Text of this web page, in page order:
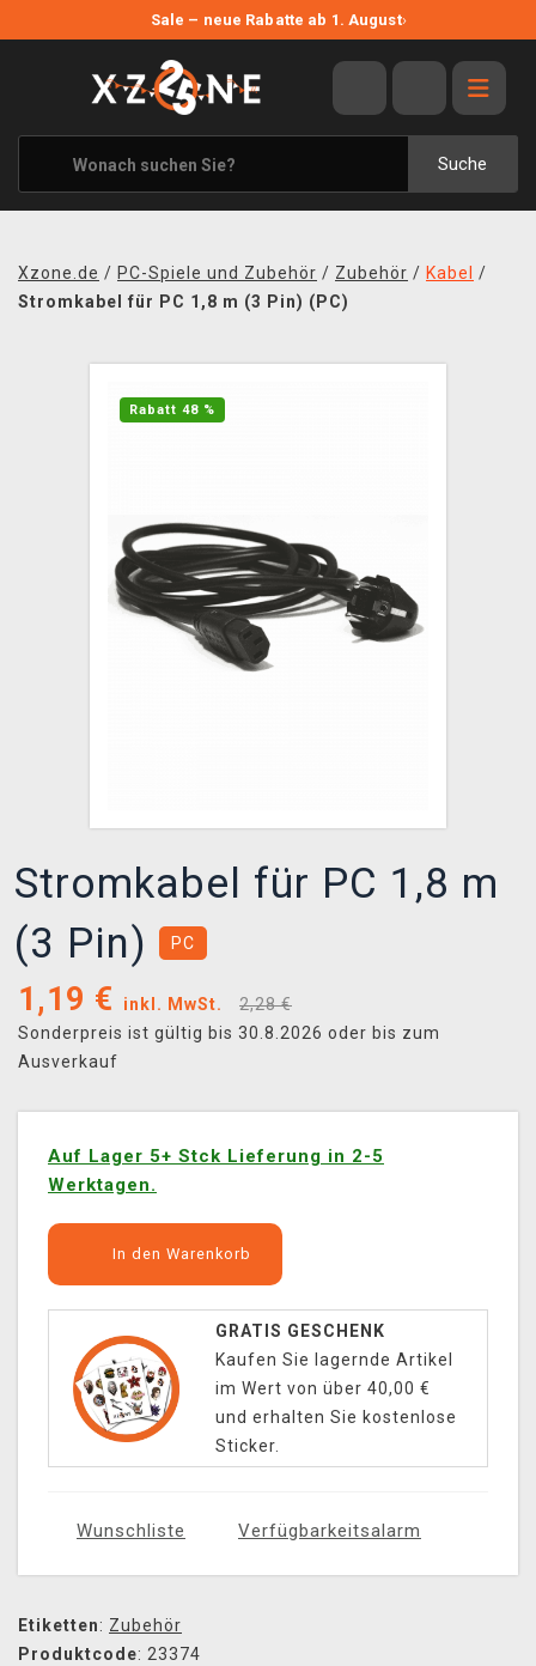
Sale – neue Rabatte ab 1. August›
Suche
ANGEBOTE
ALLE MARKEN
XZONE ORIGINALS
KLEIDUNG & ACCESSOIRES
BÜCHER & COMICS
XZONE CLUB
Xzone.de / PC-Spiele und Zubehör / Zubehör / Kabel
/
Stromkabel für PC 1,8 m (3 Pin) (PC)
Rabatt 48 %
Stromkabel für PC 1,8 m
(3 Pin)
PC
1,19 € inkl. MwSt.
2,28 €
Sonderpreis ist gültig bis 30.8.2026 oder bis zum
Ausverkauf
Auf Lager 5+ Stck Lieferung in 2-5
Werktagen.
In den Warenkorb
GRATIS GESCHENK
Kaufen Sie lagernde Artikel
im Wert von über 40,00 €
und erhalten Sie kostenlose
Sticker.
Wunschliste Verfügbarkeitsalarm
Etiketten: Zubehör
Produktcode: 23374